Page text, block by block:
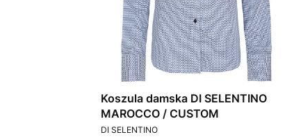
Koszula damska DI SELENTINO
MAROCCO / CUSTOM
PRODUCENT
DI SELENTINO